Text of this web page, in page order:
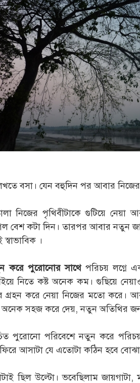
বসা। যেন বহুদিন পর আবার
নিজের পৃথিবীটাকে গুটিয়ে
বেশ কটা দিন। তারপর আবার নতুন
।
করে পুরোনোর সাথেপরিচয় লগ্নে
নিতে কষ্ট অনেক কম। গুছিয়ে
করে নেয়া নিজের মতো করে।
অনেক সহজ করে দেয়, নতুন অতিথির
পুরোনো পরিবেশে নতুন করে
আসাটা যে এতোটা কঠিন হবে
ছিল উল্টো। ভবেছিলাম